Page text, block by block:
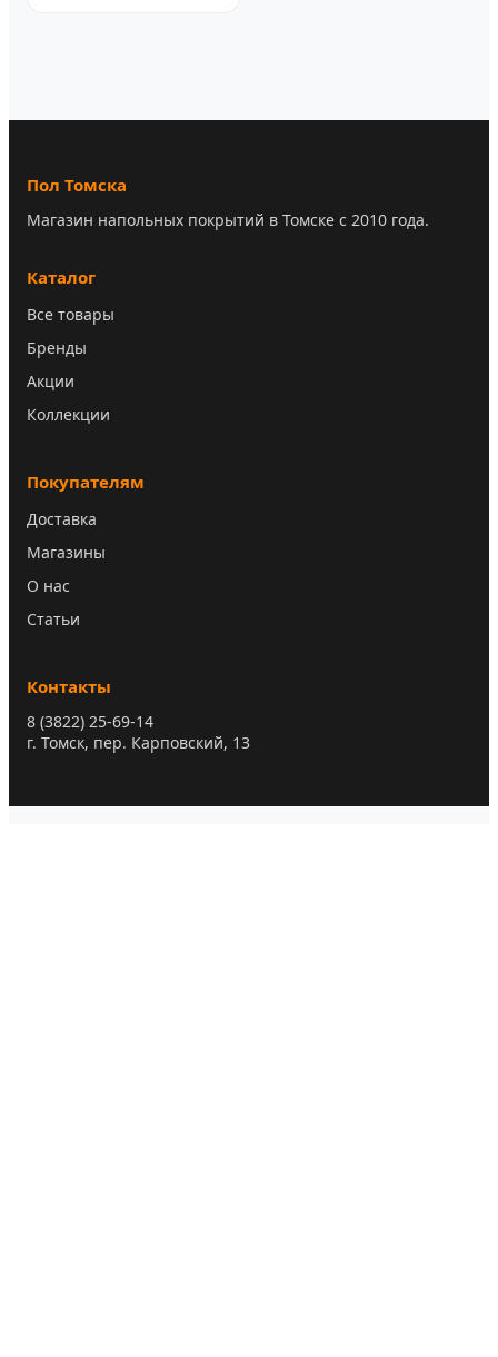
Пол Томска
Магазин напольных покрытий в Томске с 2010 года.
Каталог
Все товары
Бренды
Акции
Коллекции
Покупателям
Доставка
Магазины
О нас
Статьи
Контакты
8 (3822) 25-69-14
г. Томск, пер. Карповский, 13